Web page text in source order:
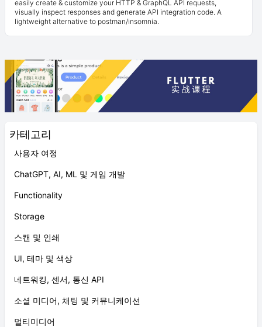
카테고리
사용자 여정
ChatGPT, AI, ML 및 게임 개발
Functionality
Storage
스캔 및 인쇄
UI, 테마 및 색상
네트워킹, 센서, 통신 API
소셜 미디어, 채팅 및 커뮤니케이션
멀티미디어
easily create & customize your HTTP & GraphQL API requests,
visually inspect responses and generate API integration code. A
lightweight alternative to postman/insomnia.